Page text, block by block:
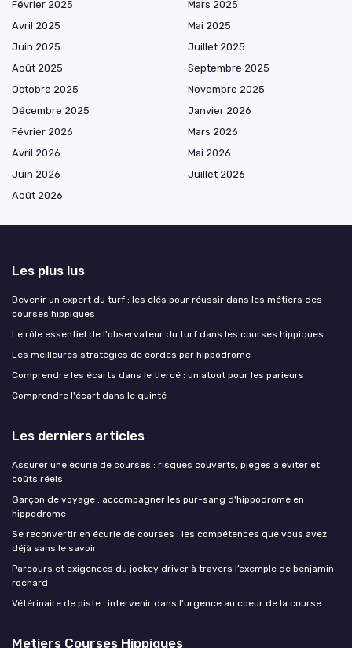
Février 2025
Mars 2025
Avril 2025
Mai 2025
Juin 2025
Juillet 2025
Août 2025
Septembre 2025
Octobre 2025
Novembre 2025
Décembre 2025
Janvier 2026
Février 2026
Mars 2026
Avril 2026
Mai 2026
Juin 2026
Juillet 2026
Août 2026
Les plus lus
Devenir un expert du turf : les clés pour réussir dans les métiers des
courses hippiques
Le rôle essentiel de l'observateur du turf dans les courses hippiques
Les meilleures stratégies de cordes par hippodrome
Comprendre les écarts dans le tiercé : un atout pour les parieurs
Comprendre l'écart dans le quinté
Les derniers articles
Assurer une écurie de courses : risques couverts, pièges à éviter et
coûts réels
Garçon de voyage : accompagner les pur-sang d'hippodrome en
hippodrome
Se reconvertir en écurie de courses : les compétences que vous avez
déjà sans le savoir
Parcours et exigences du jockey driver à travers l’exemple de benjamin
rochard
Vétérinaire de piste : intervenir dans l'urgence au coeur de la course
Metiers Courses Hippiques